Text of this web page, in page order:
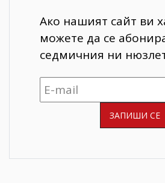
Ако нашият сайт ви
можете да се
седмичния ни